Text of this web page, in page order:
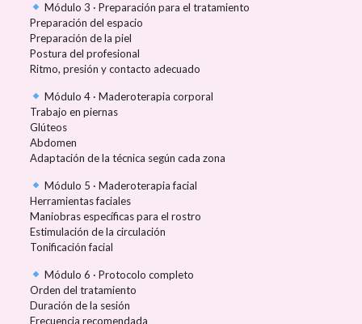
Módulo 3 · Preparación para el tratamiento
Preparación del espacio
Preparación de la piel
Postura del profesional
Ritmo, presión y contacto adecuado
Módulo 4 · Maderoterapia corporal
Trabajo en piernas
Glúteos
Abdomen
Adaptación de la técnica según cada zona
Módulo 5 · Maderoterapia facial
Herramientas faciales
Maniobras específicas para el rostro
Estimulación de la circulación
Tonificación facial
Módulo 6 · Protocolo completo
Orden del tratamiento
Duración de la sesión
Frecuencia recomendada